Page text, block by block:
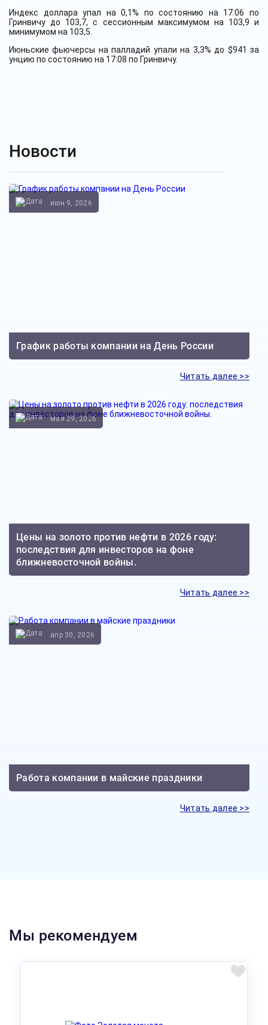
Новости
График работы компании на День России
июн 9, 2026
Читать далее >>
Цены на золото против нефти в 2026 году:
последствия для инвесторов на фоне
ближневосточной войны.
мая 29, 2026
Читать далее >>
Работа компании в майские праздники
апр 30, 2026
Читать далее >>
Индекс доллара упал на 0,1% по состоянию на 17:06 по
Гринвичу до 103,7, с сессионным максимумом на 103,9 и
минимумом на 103,5.
Июньские фьючерсы на палладий упали на 3,3% до $941 за
унцию по состоянию на 17:08 по Гринвичу.
Мы рекомендуем